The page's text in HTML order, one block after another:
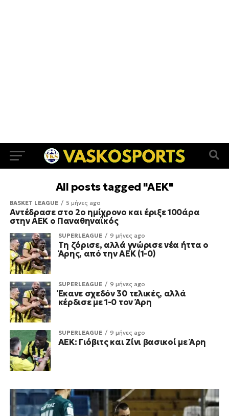
All posts tagged "AEK"
BASKET LEAGUE 5 μήνες ago
Αντέδρασε στο 2ο ημίχρονο και έριξε 100άρα
στην ΑΕΚ ο Παναθηναϊκός
SUPERLEAGUE 9 μήνες ago
Τη ζόρισε, αλλά γνώρισε νέα ήττα ο
Άρης, από την ΑΕΚ (1-0)
SUPERLEAGUE 9 μήνες ago
Έκανε σχεδόν 30 τελικές, αλλά
κέρδισε με 1-0 τον Άρη
SUPERLEAGUE 9 μήνες ago
ΑΕΚ: Γιόβιτς και Ζίνι βασικοί με Άρη